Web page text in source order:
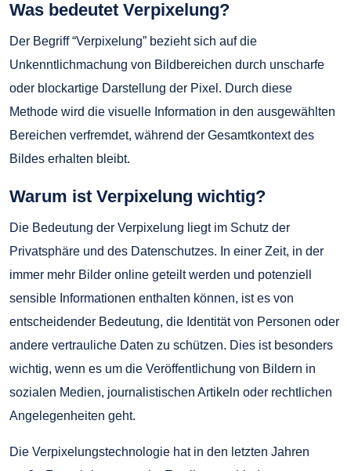
Was bedeutet Verpixelung?
Der Begriff “Verpixelung” bezieht sich auf die
Unkenntlichmachung von Bildbereichen durch unscharfe
oder blockartige Darstellung der Pixel. Durch diese
Methode wird die visuelle Information in den ausgewählten
Bereichen verfremdet, während der Gesamtkontext des
Bildes erhalten bleibt.
Warum ist Verpixelung wichtig?
Die Bedeutung der Verpixelung liegt im Schutz der
Privatsphäre und des Datenschutzes. In einer Zeit, in der
immer mehr Bilder online geteilt werden und potenziell
sensible Informationen enthalten können, ist es von
entscheidender Bedeutung, die Identität von Personen oder
andere vertrauliche Daten zu schützen. Dies ist besonders
wichtig, wenn es um die Veröffentlichung von Bildern in
sozialen Medien, journalistischen Artikeln oder rechtlichen
Angelegenheiten geht.
Die Verpixelungstechnologie hat in den letzten Jahren